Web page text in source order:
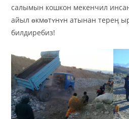
салымын кошкон мекенчил
айыл ɵкмɵтʏнʏн атынан тереӊ
билдиребиз!